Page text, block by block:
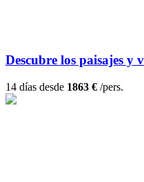
Descubre los paisajes
14 días desde 1863 € /pers.